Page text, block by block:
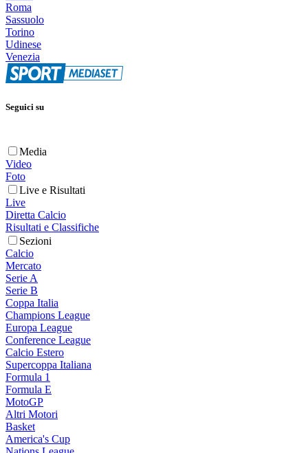
Roma
Sassuolo
Torino
Udinese
Venezia
Seguici su
Media
Video
Foto
Live e Risultati
Live
Diretta Calcio
Risultati e Classifiche
Sezioni
Calcio
Mercato
Serie A
Serie B
Coppa Italia
Champions League
Europa League
Conference League
Calcio Estero
Supercoppa Italiana
Formula 1
Formula E
MotoGP
Altri Motori
Basket
America's Cup